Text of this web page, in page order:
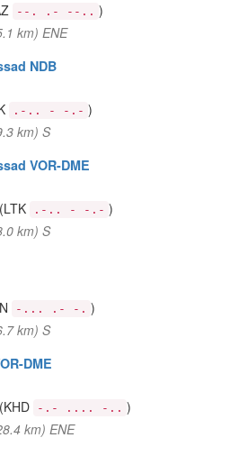
--. .- --.. )
km) ENE
NDB
.-.. - -.- )
km) S
VOR-DME
(LTK .-.. - -.- )
km) S
-... .- -. )
km) S
DME
(KHD -.- .... -.. )
km) ENE